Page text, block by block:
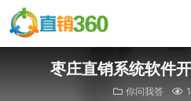
枣庄直销系统软件
你问我答